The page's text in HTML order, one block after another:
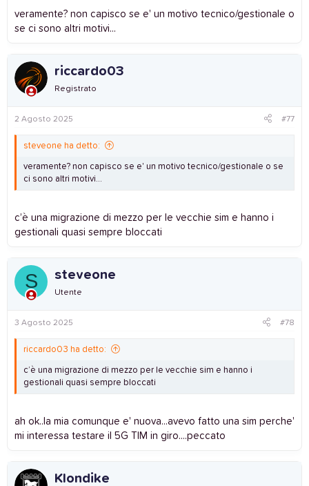
veramente? non capisco se e' un motivo tecnico/gestionale o
se ci sono altri motivi...
riccardo03
Registrato
2 Agosto 2025 #77
steveone ha detto:
veramente? non capisco se e' un motivo tecnico/gestionale o se
ci sono altri motivi...
c’è una migrazione di mezzo per le vecchie sim e hanno i
gestionali quasi sempre bloccati
S steveone
Utente
3 Agosto 2025 #78
riccardo03 ha detto:
c’è una migrazione di mezzo per le vecchie sim e hanno i
gestionali quasi sempre bloccati
ah ok..la mia comunque e' nuova...avevo fatto una sim perche'
mi interessa testare il 5G TIM in giro....peccato
Klondike